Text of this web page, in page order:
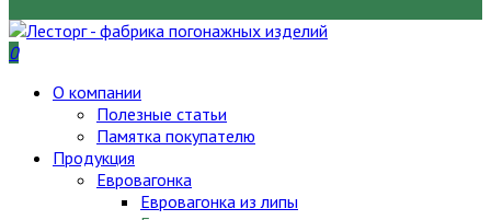
0
О компании
Полезные статьи
Памятка покупателю
Продукция
Евровагонка
Евровагонка из липы